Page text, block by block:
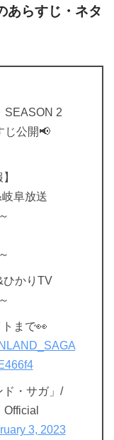
あらすじ・ネタ
SEASON 2
じ公開📢
阜放送
ひかりTV
まで👀
・サガ」/
Official
3, 2023